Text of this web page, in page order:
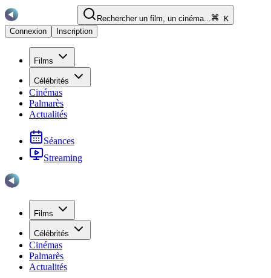
Rechercher un film, un cinéma...
K
Connexion
Inscription
Films
Célébrités
Cinémas
Palmarès
Actualités
Séances
Streaming
Films
Célébrités
Cinémas
Palmarès
Actualités